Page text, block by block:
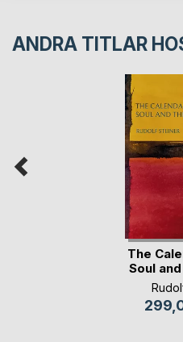
ANDRA TITLAR
The
Soul